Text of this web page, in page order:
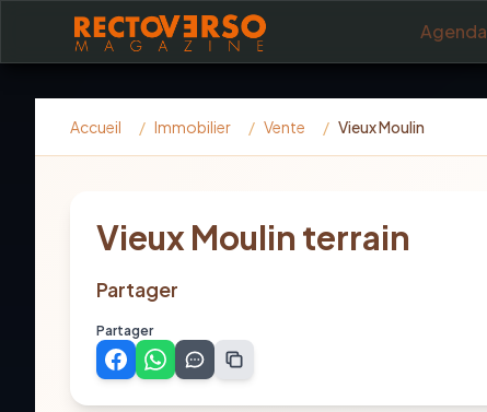
Aller au contenu principal
Agenda
Accueil / Immobilier / Vente / Vieux Moulin
Vieux Moulin terrain
Partager
Partager